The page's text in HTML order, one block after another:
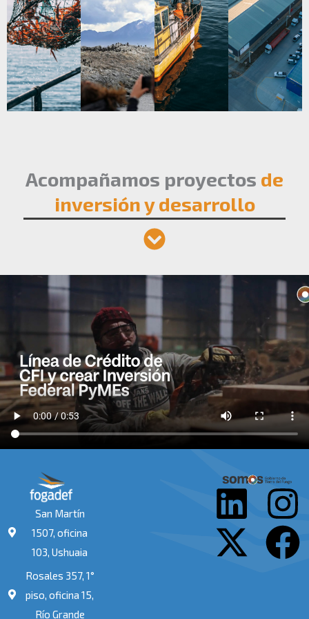
Acompañamos proyectos de
inversión y desarrollo
San Martín
1507, oficina
103, Ushuaia
Rosales 357, 1°
piso, oficina 15,
Río Grande
L
i
I
n
s
X
-
F
a
c